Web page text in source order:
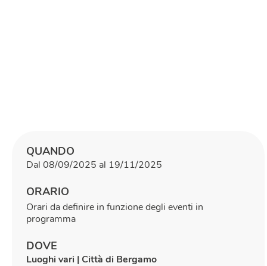
QUANDO
Dal 08/09/2025 al 19/11/2025
ORARIO
Orari da definire in funzione degli eventi in
programma
DOVE
Luoghi vari | Città di Bergamo